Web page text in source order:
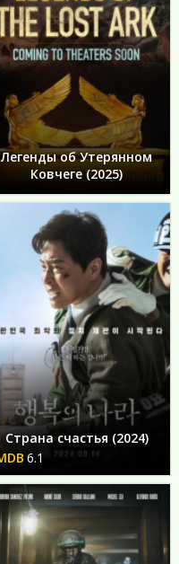
Легенды об Утерянном
Ковчеге (2025)
Страна счастья (2024)
6.1